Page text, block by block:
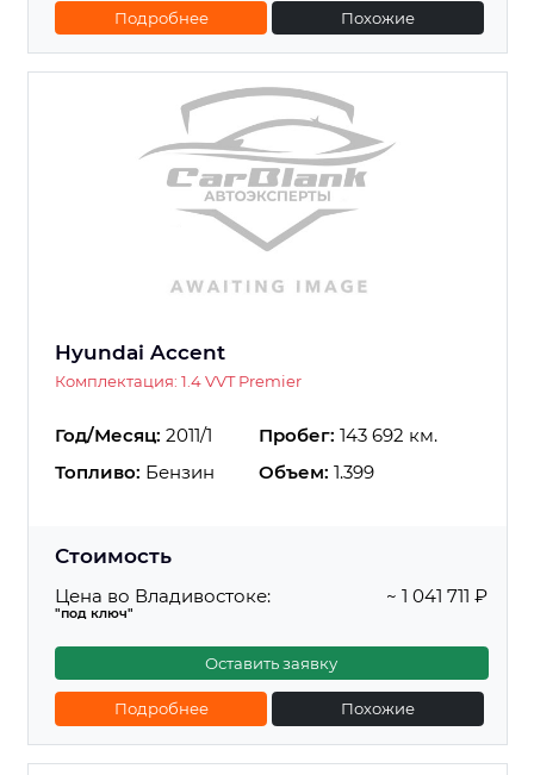
Подробнее Похожие
Hyundai Accent
Комплектация: 1.4 VVT Premier
Год/Месяц: 2011/1 Пробег: 143 692 км.
Топливо: Бензин Объем: 1.399
Стоимость
Цена во Владивостоке:
"под ключ"
~ 1 041 711 ₽
Оставить заявку
Подробнее Похожие